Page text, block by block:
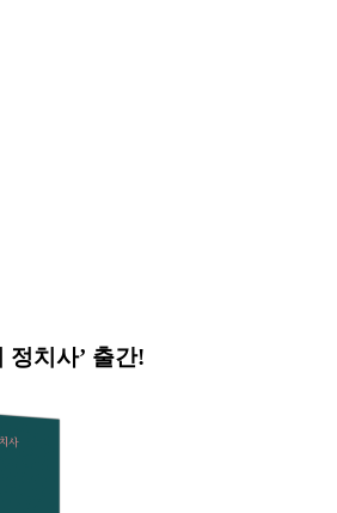
정치사’ 출간!